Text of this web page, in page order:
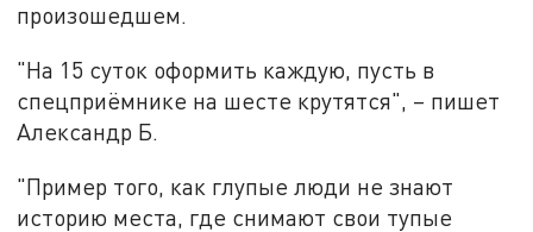
произошедшем.
"На 15 суток оформить каждую, пусть в
спецприёмнике на шесте крутятся", – пишет
Александр Б.
"Пример того, как глупые люди не знают
историю места, где снимают свои тупые